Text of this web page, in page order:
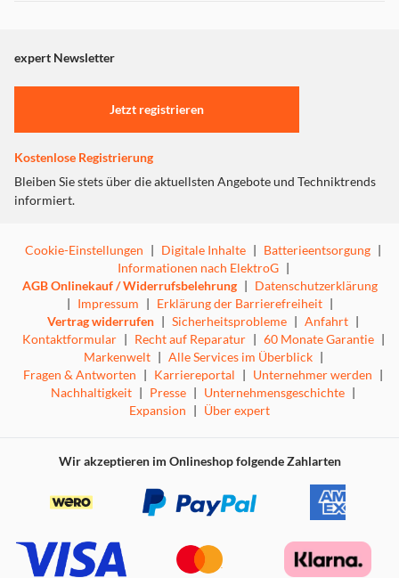
"Marketing".
Einstellungen anpassen
expert Newsletter
Jetzt registrieren
Kostenlose Registrierung
Bleiben Sie stets über die aktuellsten Angebote und Techniktrends
informiert.
Cookie-Einstellungen | Digitale Inhalte | Batterieentsorgung |
Informationen nach ElektroG |
AGB Onlinekauf / Widerrufsbelehrung | Datenschutzerklärung
| Impressum | Erklärung der Barrierefreiheit |
Vertrag widerrufen | Sicherheitsprobleme | Anfahrt |
Kontaktformular | Recht auf Reparatur | 60 Monate Garantie |
Markenwelt | Alle Services im Überblick |
Fragen & Antworten | Karriereportal | Unternehmer werden |
Nachhaltigkeit | Presse | Unternehmensgeschichte |
Expansion | Über expert
Wir akzeptieren im Onlineshop folgende Zahlarten